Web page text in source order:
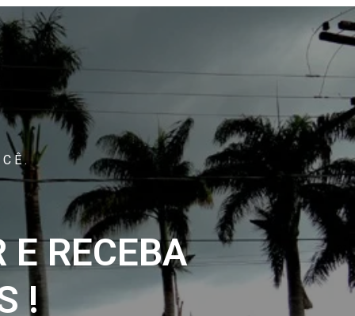
RECEBA
!